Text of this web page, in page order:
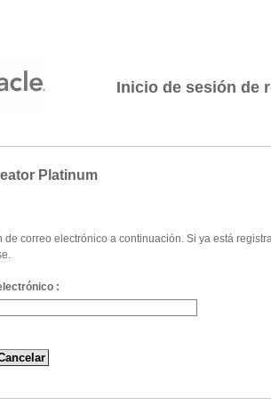
Inicio de sesión de
Platinum
de correo electrónico a continuación. Si ya está
: